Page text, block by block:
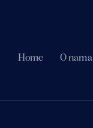
Home O nama